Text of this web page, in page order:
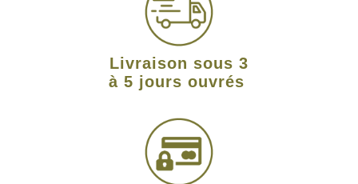
Livraison sous 3
à 5 jours ouvrés